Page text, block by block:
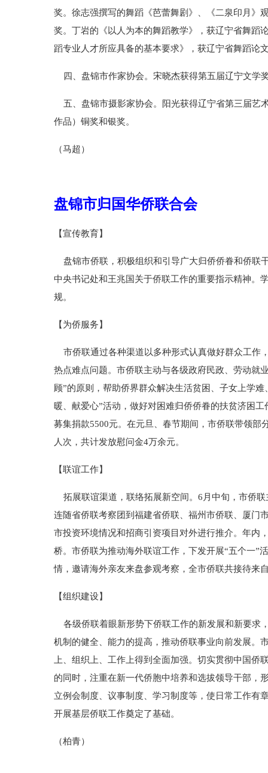
奖。徐志强撰写的舞蹈《芭蕾舞剧》、《二泉印月》
奖。丁岩的《以人为本的舞蹈教学》，获辽宁省舞蹈
蹈专业人才所应具备的基本要求》，获辽宁省舞蹈论
四、盘锦市作家协会。宋晓杰获得第五届辽宁文学
五、盘锦市摄影家协会。阳光获得辽宁省第三届艺
作品）铜奖和银奖。
（马超）
盘锦市归国华侨联合会
【宣传教育】
盘锦市侨联，积极组织和引导广大归侨侨眷和侨联
中央书记处和王兆国关于侨联工作的重要指示精神。
规。
【为侨服务】
市侨联通过各种渠道以多种形式认真做好群众工作
热点难点问题。市侨联主动与各级政府民政、劳动就
顾”的原则，帮助侨界群众解决生活贫困、子女上学
暖、献爱心”活动，做好对困难归侨侨眷的扶贫济困
募集捐款5500元。在元旦、春节期间，市侨联带领
人次，共计发放慰问金4万余元。
【联谊工作】
拓展联谊渠道，联络拓展新空间。6月中旬，市侨
连随省侨联考察团到福建省侨联、福州市侨联、厦门
市投资环境情况和招商引资项目对外进行推介。年内
桥。市侨联为推动海外联谊工作，下发开展“五个一”
情，邀请海外亲友来盘参观考察，全市侨联共接待来
【组织建设】
各级侨联着眼新形势下侨联工作的新发展和新要求
机制的健全、能力的提高，推动侨联事业向前发展。
上、组织上、工作上得到全面加强。切实贯彻中国
的同时，注重在新一代侨胞中培养和选拔领导干部，
立例会制度、议事制度、学习制度等，使日常工作有
开展基层侨联工作奠定了基础。
（柏青）